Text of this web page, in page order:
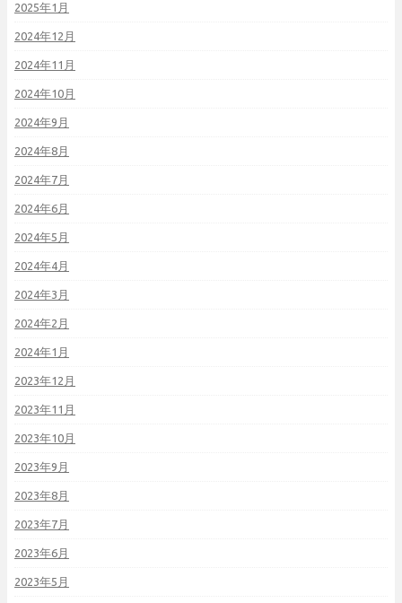
2025年1月
2024年12月
2024年11月
2024年10月
2024年9月
2024年8月
2024年7月
2024年6月
2024年5月
2024年4月
2024年3月
2024年2月
2024年1月
2023年12月
2023年11月
2023年10月
2023年9月
2023年8月
2023年7月
2023年6月
2023年5月